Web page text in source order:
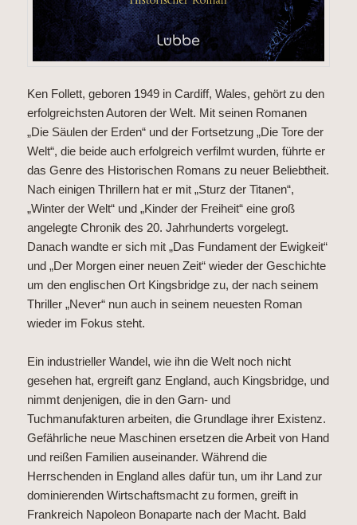
Ken Follett, geboren 1949 in Cardiff, Wales, gehört zu den
erfolgreichsten Autoren der Welt. Mit seinen Romanen
„Die Säulen der Erden“ und der Fortsetzung „Die Tore der
Welt“, die beide auch erfolgreich verfilmt wurden, führte er
das Genre des Historischen Romans zu neuer Beliebtheit.
Nach einigen Thrillern hat er mit „Sturz der Titanen“,
„Winter der Welt“ und „Kinder der Freiheit“ eine groß
angelegte Chronik des 20. Jahrhunderts vorgelegt.
Danach wandte er sich mit „Das Fundament der Ewigkeit“
und „Der Morgen einer neuen Zeit“ wieder der Geschichte
um den englischen Ort Kingsbridge zu, der nach seinem
Thriller „Never“ nun auch in seinem neuesten Roman
wieder im Fokus steht.
Ein industrieller Wandel, wie ihn die Welt noch nicht
gesehen hat, ergreift ganz England, auch Kingsbridge, und
nimmt denjenigen, die in den Garn- und
Tuchmanufakturen arbeiten, die Grundlage ihrer Existenz.
Gefährliche neue Maschinen ersetzen die Arbeit von Hand
und reißen Familien auseinander. Während die
Herrschenden in England alles dafür tun, um ihr Land zur
dominierenden Wirtschaftsmacht zu formen, greift in
Frankreich Napoleon Bonaparte nach der Macht. Bald